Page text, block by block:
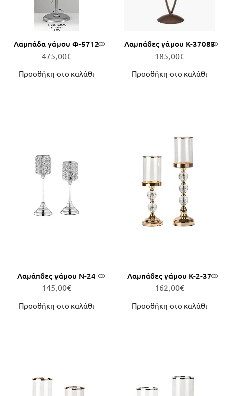
Λαμπάδα γάμου Φ-5712
475,00€
Προσθήκη στο καλάθι
Λαμπάδες γάμου Κ-37083
185,00€
Προσθήκη στο καλάθι
Λαμάπδες γάμου Ν-24
145,00€
Προσθήκη στο καλάθι
Λαμπάδες γάμου Κ-2-37
162,00€
Προσθήκη στο καλάθι